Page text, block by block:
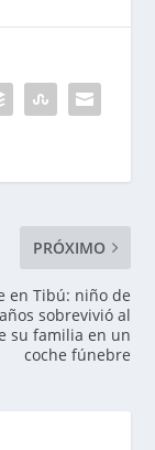
PRÓXIMO
en Tibú: niño de
sobrevivió al
su familia en un
coche fúnebre